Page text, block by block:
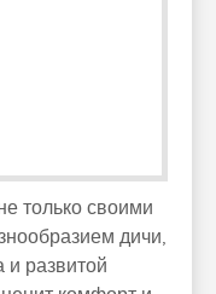
только своими
дичи,
развитой